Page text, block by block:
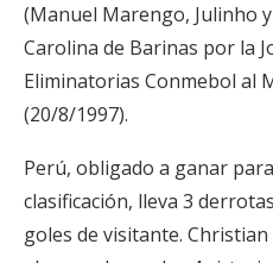
(Manuel Marengo, Julinho
Carolina de Barinas por la
Eliminatorias Conmebol al
(20/8/1997).
Perú, obligado a ganar
clasificación, lleva 3
goles de visitante.